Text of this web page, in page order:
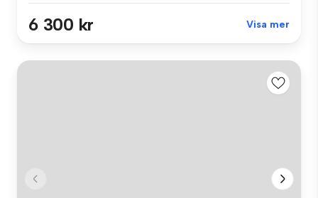
6 300 kr Visa mer